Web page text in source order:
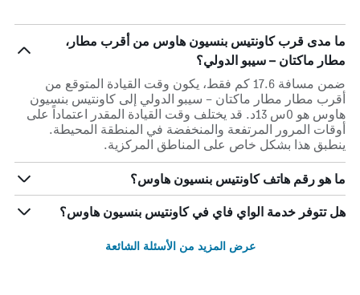
ما مدى قرب كاونتيس بنسيون هاوس من أقرب مطار،
مطار ماكتان – سيبو الدولي؟
ضمن مسافة 17.6 كم فقط، يكون وقت القيادة المتوقع من
أقرب مطار مطار ماكتان – سيبو الدولي إلى كاونتيس بنسيون
هاوس هو 0س 13د. قد يختلف وقت القيادة المقدر اعتماداً على
أوقات المرور المرتفعة والمنخفضة في المنطقة المحيطة.
ينطبق هذا بشكل خاص على المناطق المركزية.
ما هو رقم هاتف كاونتيس بنسيون هاوس؟
هل تتوفر خدمة الواي فاي في كاونتيس بنسيون هاوس؟
عرض المزيد من الأسئلة الشائعة